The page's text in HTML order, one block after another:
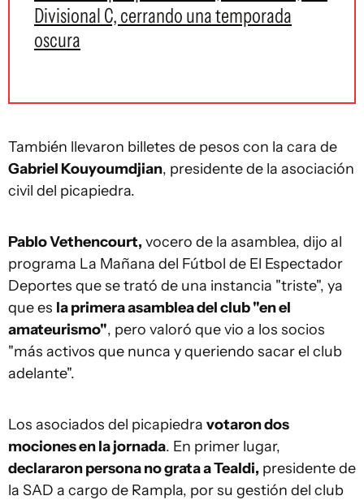
Divisional C, cerrando una temporada
oscura
También llevaron billetes de pesos con la cara de
Gabriel Kouyoumdjian, presidente de la asociación
civil del picapiedra.
Pablo Vethencourt, vocero de la asamblea, dijo al
programa La Mañana del Fútbol de El Espectador
Deportes que se trató de una instancia "triste", ya
que es la primera asamblea del club "en el
amateurismo", pero valoró que vio a los socios
"más activos que nunca y queriendo sacar el club
adelante".
Los asociados del picapiedra votaron dos
mociones en la jornada. En primer lugar,
declararon persona no grata a Tealdi, presidente de
la SAD a cargo de Rampla, por su gestión del club